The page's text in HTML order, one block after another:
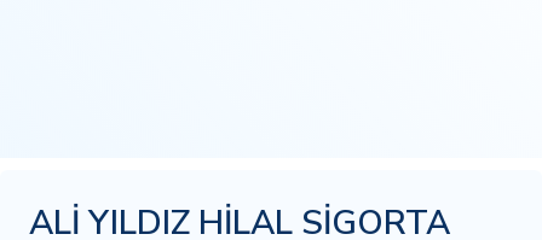
ALİ YILDIZ HİLAL SİGORTA